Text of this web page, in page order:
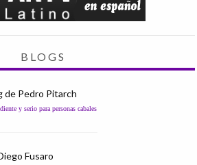
BLOGS
de Pedro Pitarch
y serio para personas cabales
Fusaro